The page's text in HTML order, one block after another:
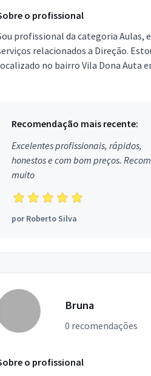
o profissional
profissional da categoria Aulas,
relacionados a Direção.
no bairro Vila Dona Auta
Recomendação mais recente:
Excelentes profissionais, rápidos,
honestos e com bom preços.
muito
porRoberto Silva
Bruna
0 recomendações
o profissional